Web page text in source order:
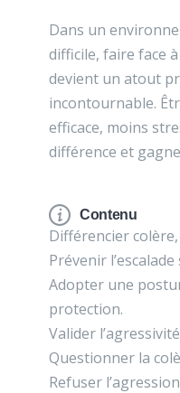
Dans un
difficile, faire face
devient un atout
incontournable.
efficace, moins
différence et
Contenu
Différencier
Prévenir
Adopter une
protection.
Valider
Questionner la
Refuser